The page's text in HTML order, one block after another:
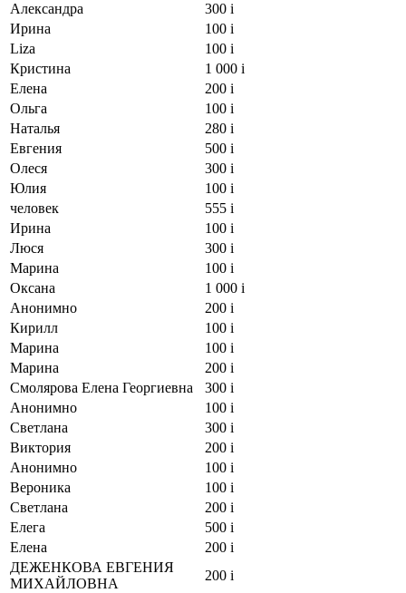
Александра
300 i
Ирина
100 i
Liza
100 i
Кристина
1 000 i
Елена
200 i
Ольга
100 i
Наталья
280 i
Евгения
500 i
Олеся
300 i
Юлия
100 i
человек
555 i
Ирина
100 i
Люся
300 i
Марина
100 i
Оксана
1 000 i
Анонимно
200 i
Кирилл
100 i
Марина
100 i
Марина
200 i
Смолярова Елена Георгиевна
300 i
Анонимно
100 i
Светлана
300 i
Виктория
200 i
Анонимно
100 i
Вероника
100 i
Светлана
200 i
Елега
500 i
Елена
200 i
ДЕЖЕНКОВА ЕВГЕНИЯ
МИХАЙЛОВНА
200 i